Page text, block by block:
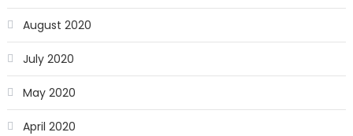
August 2020
July 2020
May 2020
April 2020